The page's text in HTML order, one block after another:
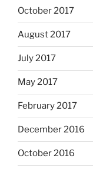
October 2017
August 2017
July 2017
May 2017
February 2017
December 2016
October 2016